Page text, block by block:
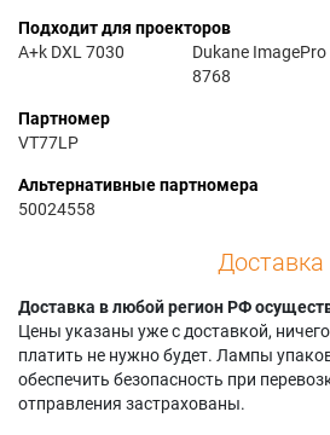
Подходит для проекторов
A+k DXL 7030
Dukane ImagePro
8768
Партномер
VT77LP
Альтернативные партномера
50024558
Доставка
Доставка в любой регион РФ
Цены указаны уже с доставкой,
платить не нужно будет. Лампы
обеспечить безопасность при
отправления застрахованы.